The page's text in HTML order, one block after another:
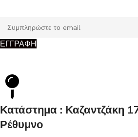
ΕΓΓΡΑΦΗ
Κατάστημα : Καζαντζάκη
Ρέθυμνο